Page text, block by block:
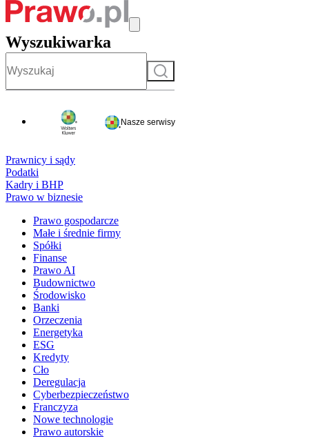
Wyszukiwarka
Szukaj
Nasze serwisy
Prawnicy i sądy
Podatki
Kadry i BHP
Prawo w biznesie
Prawo gospodarcze
Małe i średnie firmy
Spółki
Finanse
Prawo AI
Budownictwo
Środowisko
Banki
Orzeczenia
Energetyka
ESG
Kredyty
Cło
Deregulacja
Cyberbezpieczeństwo
Franczyza
Nowe technologie
Prawo autorskie